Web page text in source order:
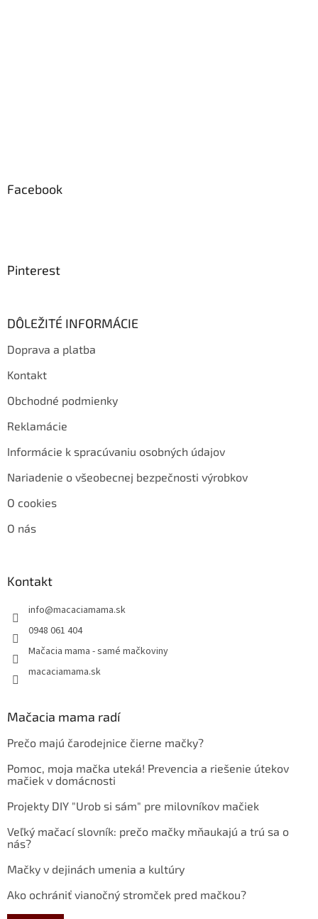
Facebook
Pinterest
DÔLEŽITÉ INFORMÁCIE
Doprava a platba
Kontakt
Obchodné podmienky
Reklamácie
Informácie k spracúvaniu osobných údajov
Nariadenie o všeobecnej bezpečnosti výrobkov
O cookies
O nás
Kontakt
info@macaciamama.sk
0948 061 404
Mačacia mama - samé mačkoviny
macaciamama.sk
Mačacia mama radí
Prečo majú čarodejnice čierne mačky?
Pomoc, moja mačka uteká! Prevencia a riešenie útekov
mačiek v domácnosti
Projekty DIY "Urob si sám" pre milovníkov mačiek
Veľký mačací slovník: prečo mačky mňaukajú a trú sa o
nás?
Mačky v dejinách umenia a kultúry
Ako ochrániť vianočný stromček pred mačkou?